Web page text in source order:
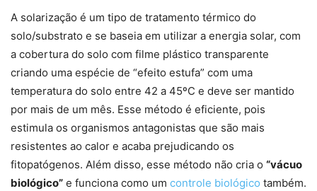
A solarização é um tipo de tratamento térmico do
solo/substrato e se baseia em utilizar a energia solar, com
a cobertura do solo com filme plástico transparente
criando uma espécie de “efeito estufa” com uma
temperatura do solo entre 42 a 45ºC e deve ser mantido
por mais de um mês. Esse método é eficiente, pois
estimula os organismos antagonistas que são mais
resistentes ao calor e acaba prejudicando os
fitopatógenos. Além disso, esse método não cria o “vácuo
biológico” e funciona como um controle biológico também.